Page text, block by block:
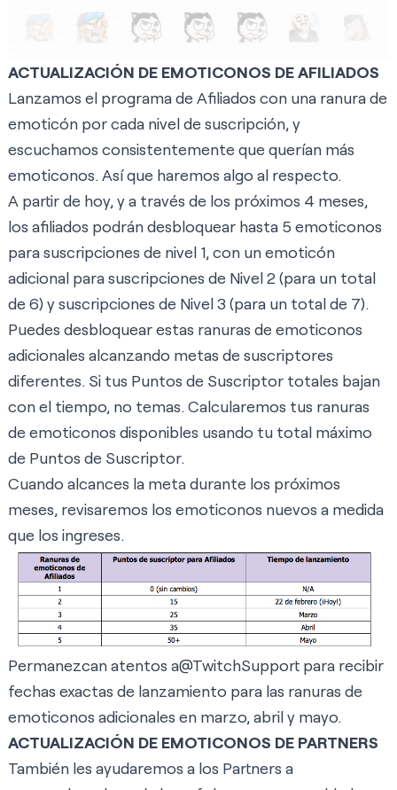
ACTUALIZACIÓN DE EMOTICONOS DE AFILIADOS
Lanzamos el programa de Afiliados con una ranura de
emoticón por cada nivel de suscripción, y
escuchamos consistentemente que querían más
emoticonos. Así que haremos algo al respecto.
A partir de hoy, y a través de los próximos 4 meses,
los afiliados podrán desbloquear hasta 5 emoticonos
para suscripciones de nivel 1, con un emoticón
adicional para suscripciones de Nivel 2 (para un total
de 6) y suscripciones de Nivel 3 (para un total de 7).
Puedes desbloquear estas ranuras de emoticonos
adicionales alcanzando metas de suscriptores
diferentes. Si tus Puntos de Suscriptor totales bajan
con el tiempo, no temas. Calcularemos tus ranuras
de emoticonos disponibles usando tu total máximo
de Puntos de Suscriptor.
Cuando alcances la meta durante los próximos
meses, revisaremos los emoticonos nuevos a medida
que los ingreses.
Permanezcan atentos a@TwitchSupport para recibir
fechas exactas de lanzamiento para las ranuras de
emoticonos adicionales en marzo, abril y mayo.
ACTUALIZACIÓN DE EMOTICONOS DE PARTNERS
También les ayudaremos a los Partners a